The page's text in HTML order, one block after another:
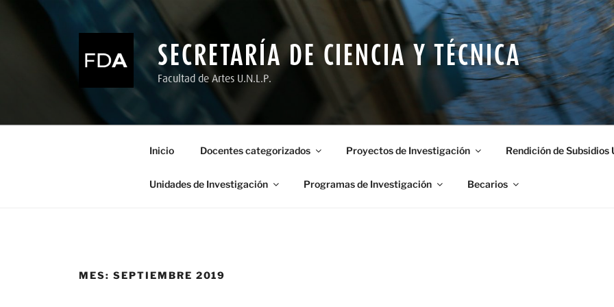
SECRETARÍA DE CIENCIA Y TÉCNICA
Facultad de Artes U.N.L.P.
Inicio Docentes categorizados Proyectos de Investigación Rendición de Subsidios
Unidades de Investigación Programas de Investigación Becarios
MES:SEPTIEMBRE 2019